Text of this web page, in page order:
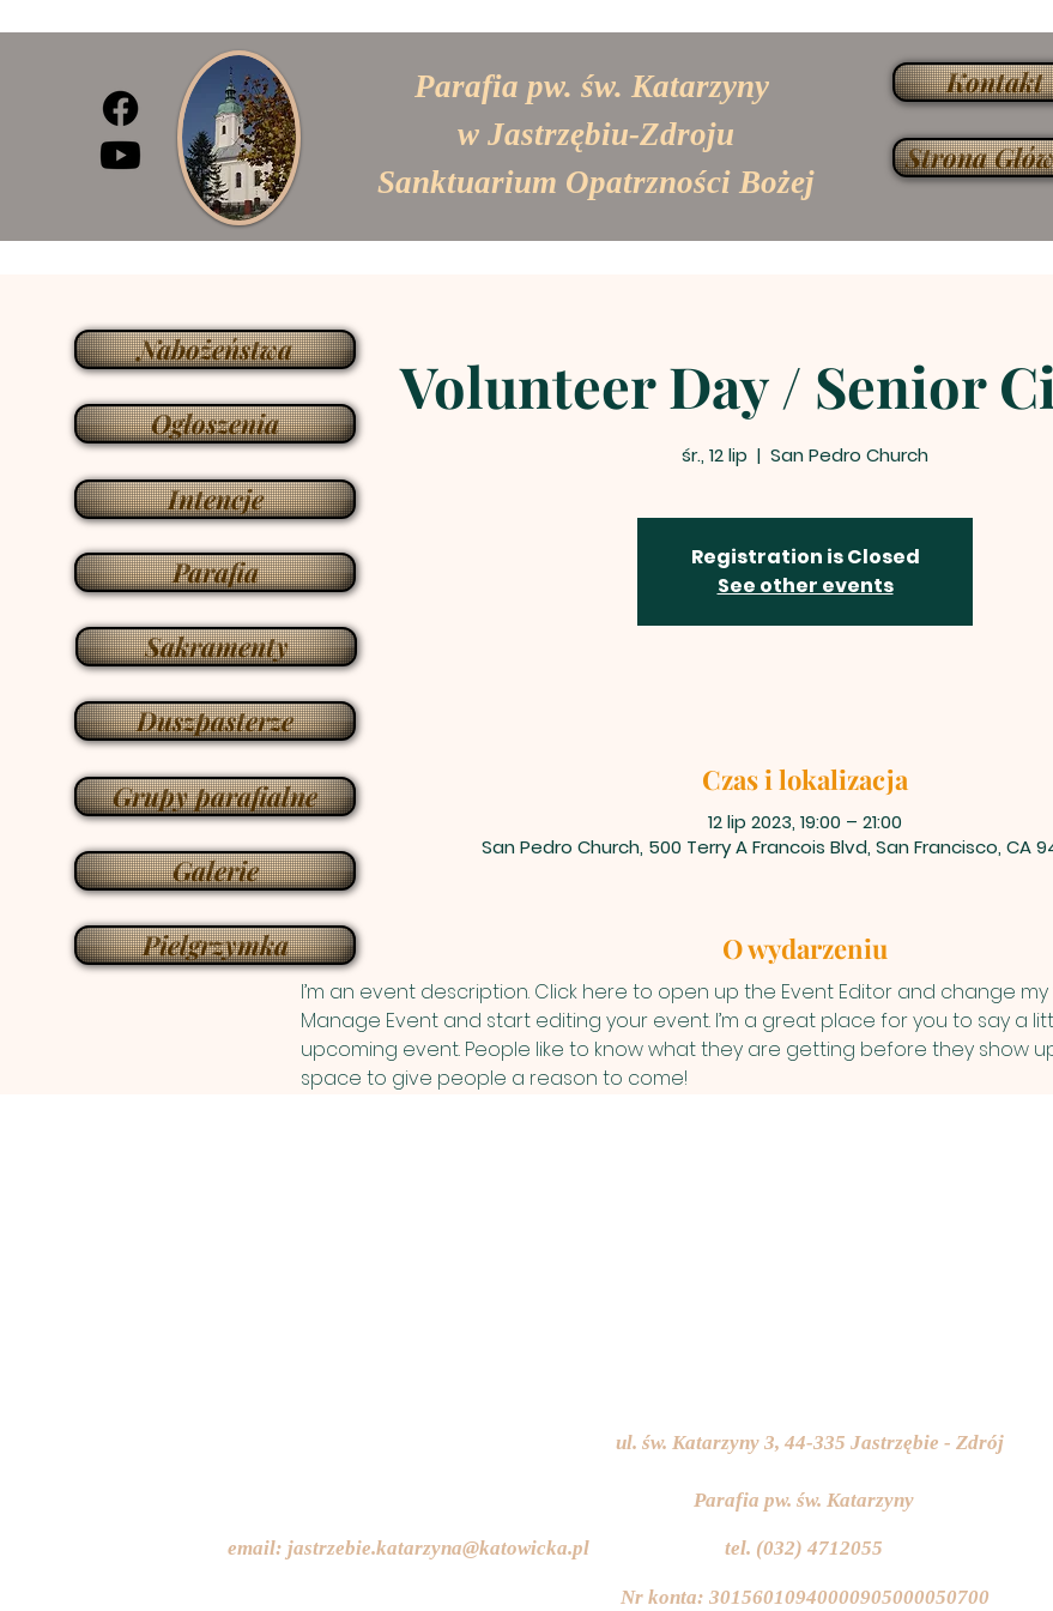
Parafia pw. św. Katarzyny
w Jastrzębiu-Zdroju
Sanktuarium Opatrzności Bożej
Kontakt
Strona
Volunteer Day / Senior
śr., 12 lip
  |
San Pedro Church
Registration is Closed
See other events
Czas i lokalizacja
12 lip 2023, 19:00 – 21:00
San Pedro Church, 500 Terry A Francois Blvd, San Francisco, CA
O wydarzeniu
I’m an event description. Click here to open up the Event Editor and change my
Manage Event and start editing your event. I’m a great place for you to say a
upcoming event. People like to know what they are getting before they show
space to give people a reason to come!
Nabożeństwa
Ogłoszenia
Intencje
Parafia
Sakramenty
Duszpasterze
Grupy parafialne
Galerie
Pielgrzymka
ul. św. Katarzyny 3, 44-335 Jastrzębie - Zdrój
Parafia pw. św. Katarzyny
email: jastrzebie.katarzyna@katowicka.pl tel. (032) 4712055
Nr konta: 30156010940000905000050700